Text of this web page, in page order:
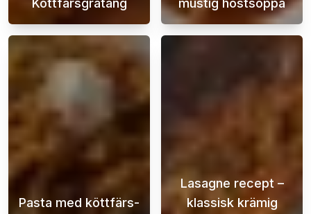
Köttfärsgratäng
Potatis- och köttfärsgratäng är en
mustig höstsoppa
Hösten är
Pasta med köttfärs-
Lasagne recept –
klassisk krämig